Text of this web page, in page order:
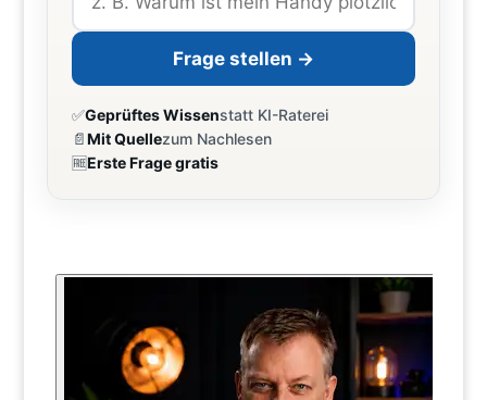
Frage stellen →
✅Geprüftes Wissenstatt KI-Raterei
📄Mit Quellezum Nachlesen
🆓Erste Frage gratis